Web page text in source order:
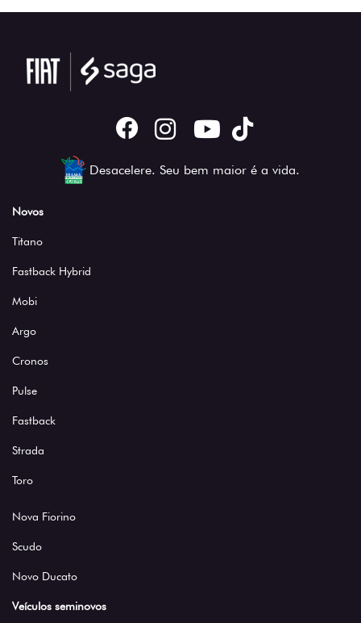
Desacelere. Seu bem maior é a vida.
Novos
Titano
Fastback Hybrid
Mobi
Argo
Cronos
Pulse
Fastback
Strada
Toro
Nova Fiorino
Scudo
Novo Ducato
Veículos seminovos